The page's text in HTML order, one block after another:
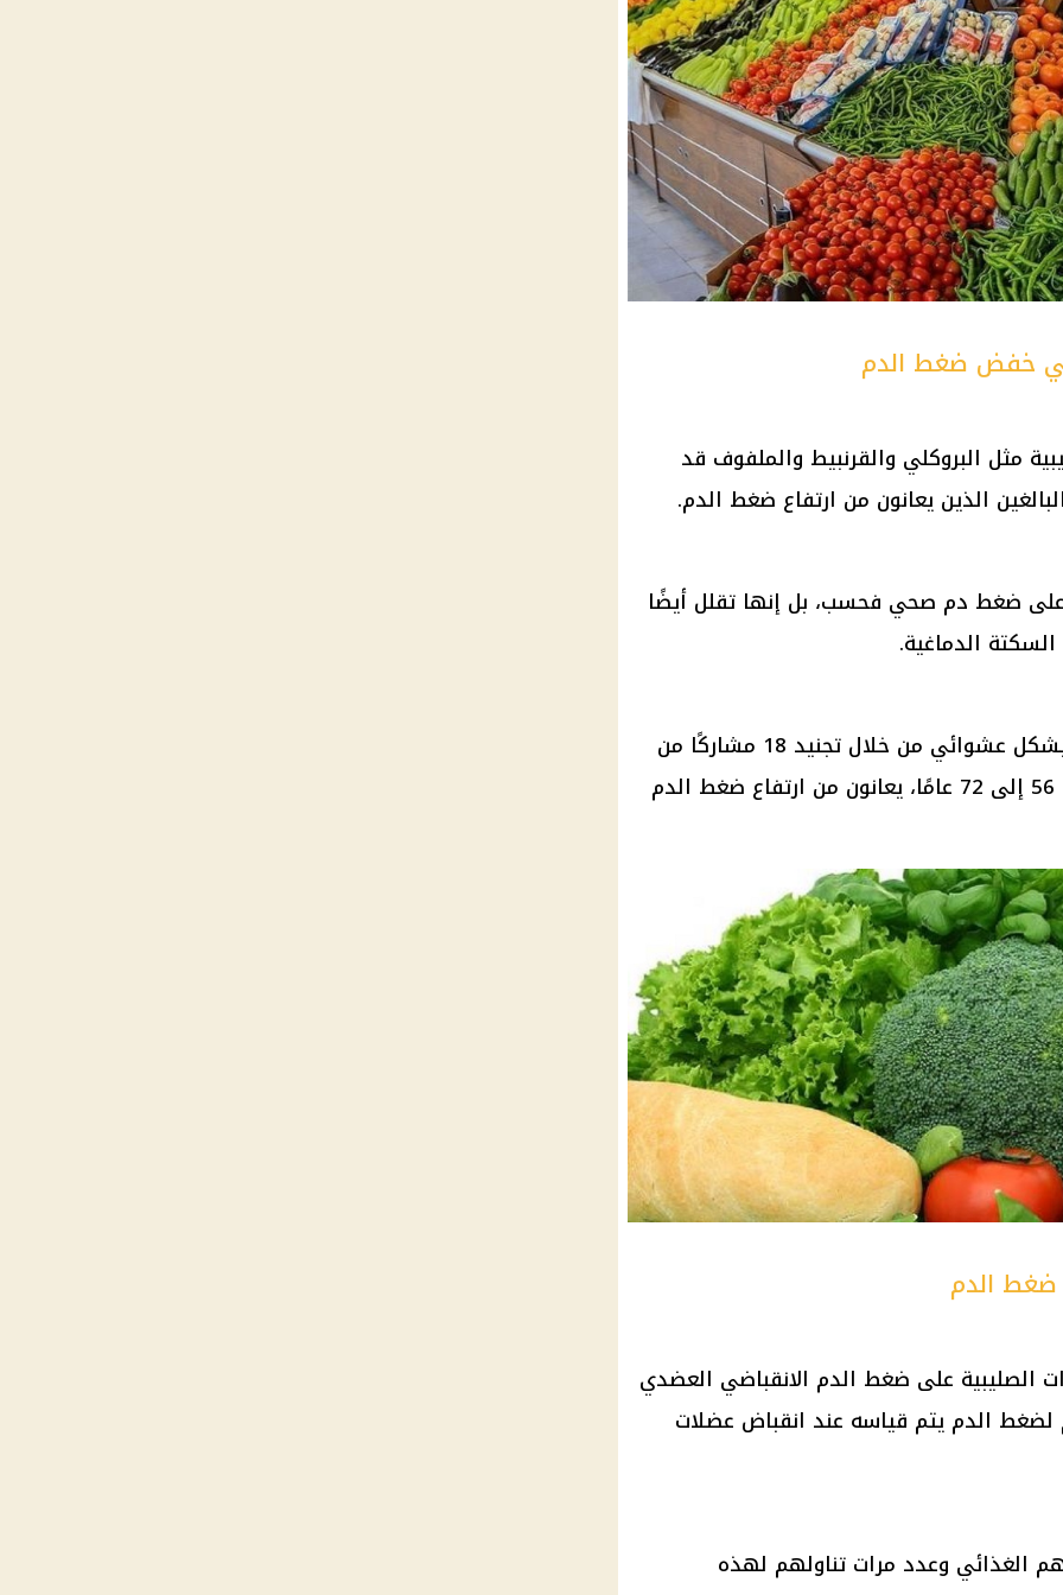
خفض ضغط الدم
مثل البروكلي والقرنبيط والملفوف قد
الذين يعانون من ارتفاع ضغط الدم.
ضغط دم صحي فحسب، بل إنها تقلل أيضًا
السكتة الدماغية.
بشكل عشوائي من خلال تجنيد 18 مشاركًا من
ارتفاع ضغط الدم
ضغط الدم
الصليبية على ضغط الدم الانقباضي العضدي
الدم يتم قياسه عند انقباض عضلات
الغذائي وعدد مرات تناولهم لهذه